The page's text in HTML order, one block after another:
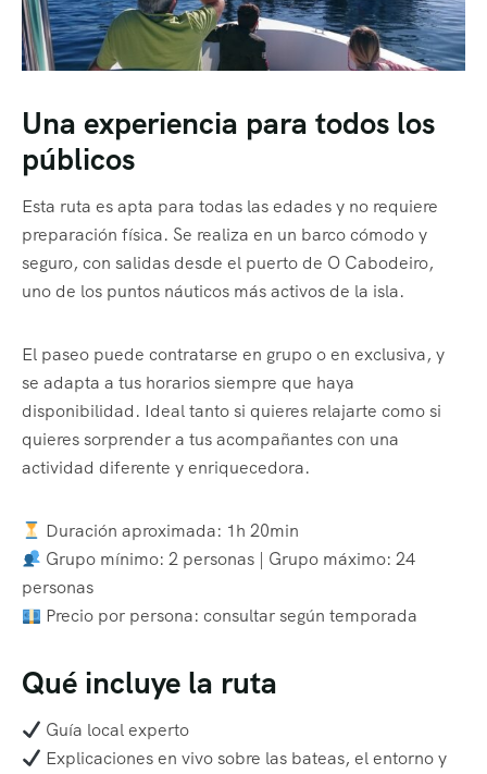
Una experiencia para todos los
públicos
Esta ruta es apta para todas las edades y no requiere
preparación física. Se realiza en un barco cómodo y
seguro, con salidas desde el puerto de O Cabodeiro,
uno de los puntos náuticos más activos de la isla.
El paseo puede contratarse en grupo o en exclusiva, y
se adapta a tus horarios siempre que haya
disponibilidad. Ideal tanto si quieres relajarte como si
quieres sorprender a tus acompañantes con una
actividad diferente y enriquecedora.
Duración aproximada: 1h 20min
Grupo mínimo: 2 personas | Grupo máximo: 24
personas
Precio por persona: consultar según temporada
Qué incluye la ruta
Guía local experto
Explicaciones en vivo sobre las bateas, el entorno y